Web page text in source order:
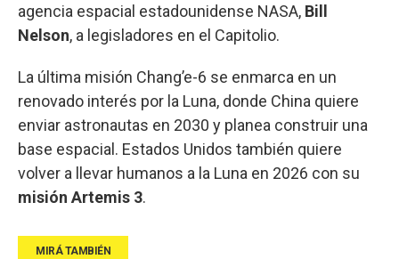
agencia espacial estadounidense NASA, Bill
Nelson, a legisladores en el Capitolio.
La última misión Chang’e-6 se enmarca en un
renovado interés por la Luna, donde China quiere
enviar astronautas en 2030 y planea construir una
base espacial. Estados Unidos también quiere
volver a llevar humanos a la Luna en 2026 con su
misión Artemis 3.